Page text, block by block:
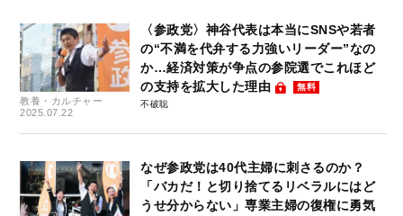
教養・カルチャー
2025.07.22
〈参政党〉神谷代表は本当にSNSや若者
の“不満を代弁する力強いリーダー”なの
か…経済対策が争点の参院選でこれほど
の支持を拡大した理由
無料
不破聡
なぜ参政党は40代主婦に刺さるのか？
「バカだ！と切り捨てるリベラルにはど
うせ分からない」専業主婦の復権に勇気